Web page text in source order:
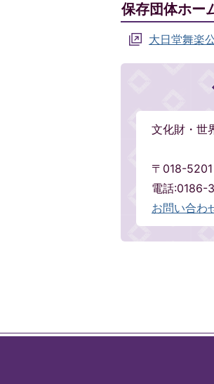
保存団体ホー
大日堂舞楽
文化財・世
〒018-5201
電話:0186-
お問い合わ